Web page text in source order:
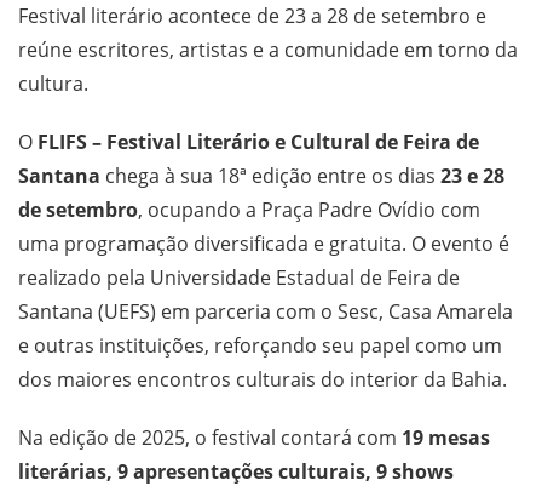
Festival literário acontece de 23 a 28 de setembro e
reúne escritores, artistas e a comunidade em torno da
cultura.
O FLIFS – Festival Literário e Cultural de Feira de
Santana chega à sua 18ª edição entre os dias 23 e 28
de setembro, ocupando a Praça Padre Ovídio com
uma programação diversificada e gratuita. O evento é
realizado pela Universidade Estadual de Feira de
Santana (UEFS) em parceria com o Sesc, Casa Amarela
e outras instituições, reforçando seu papel como um
dos maiores encontros culturais do interior da Bahia.
Na edição de 2025, o festival contará com 19 mesas
literárias, 9 apresentações culturais, 9 shows